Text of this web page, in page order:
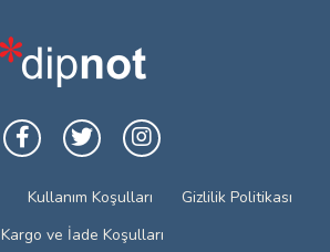
Kullanım Koşulları
Gizlilik Politikası
Kargo ve İade Koşulları